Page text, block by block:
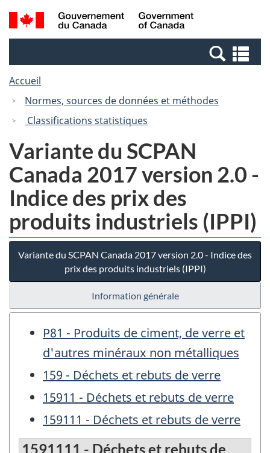
Passer
au
Passer
à
Canada
Recherche
et
et
Accueil
Normes, sources de données et méthodes
Classifications statistiques
Variante du SCPAN
Canada 2017 version 2.0 -
Indice des prix des
produits industriels (IPPI)
Variante du SCPAN Canada 2017 version 2.0 - Indice des
prix des produits industriels (IPPI)
Information générale
P81 - Produits de ciment, de verre et
d'autres minéraux non métalliques
159 - Déchets et rebuts de verre
15911 - Déchets et rebuts de verre
159111 - Déchets et rebuts de verre
1591111 - Déchets et rebuts de